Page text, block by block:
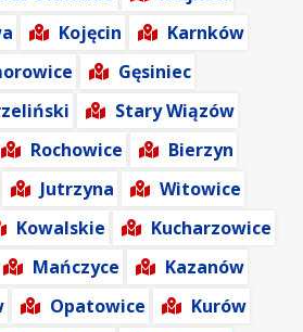
Kojęcin
Karnków
Gęsiniec
Stary Wiązów
Rochowice
Bierzyn
Jutrzyna
Witowice
Kowalskie
Kucharzowice
Mańczyce
Kazanów
Opatowice
Kurów